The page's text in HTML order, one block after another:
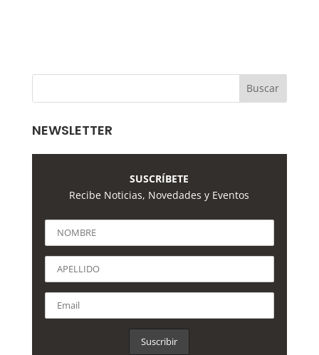
NEWSLETTER
SUSCRÍBETE
Recibe Noticias, Novedades y Eventos